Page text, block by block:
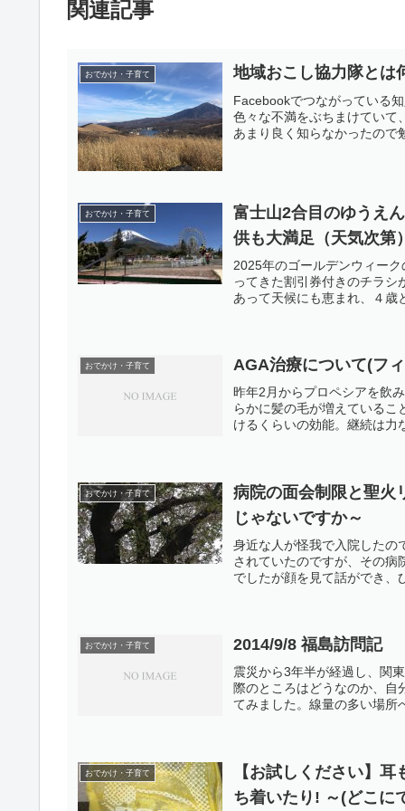
関連記事
おでかけ・子育て 地域おこし協力隊とは
Facebookでつながっている
色々な不満をぶちまけていて
あまり良く知らなかったので
おでかけ・子育て
富士山2合目のゆうえ
供も大満足（天気次第
2025年のゴールデンウィー
ってきた割引券付きのチラシ
あって天候にも恵まれ、４歳
おでかけ・子育て AGA治療について(フ
昨年2月からプロペシアを飲
らかに髪の毛が増えているこ
けるくらいの効能。継続は力
おでかけ・子育て
病院の面会制限と聖火
じゃないですか～
身近な人が怪我で入院したの
されていたのですが、その病
でしたが顔を見て話ができ、
おでかけ・子育て 2014/9/8 福島訪問記
震災から3年半が経過し、関
際のところはどうなのか、自
てみました。線量の多い場所
おでかけ・子育て
【お試しください】
ち着いたり! ～(どこに